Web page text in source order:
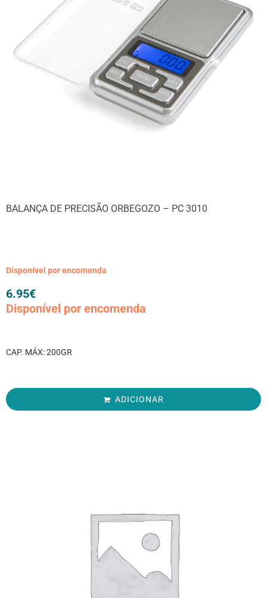
BALANÇA DE PRECISÃO ORBEGOZO – PC 3010
Disponível por encomenda
6.95€
Disponível por encomenda
CAP. MÁX: 200GR
ADICIONAR